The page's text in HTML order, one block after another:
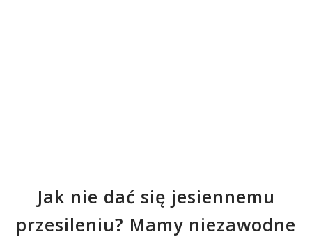
Jak nie dać się jesiennemu
przesileniu? Mamy niezawodne